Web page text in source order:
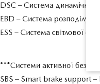
DSC – Система динамічної
EBD – Система розподілу
ESS – Система світлової
***Системи активної
SBS – Smart brake support –